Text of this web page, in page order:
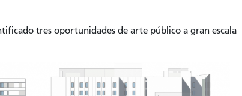
tres oportunidades de arte público a gran escala